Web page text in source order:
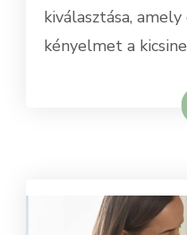
kiválasztása,
kényelmet a